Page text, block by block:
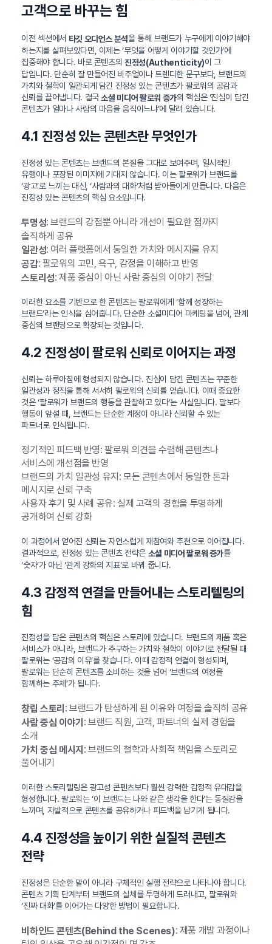
고객으로 바꾸는 힘
이전 섹션에서 타깃 오디언스 분석을 통해 브랜드가 누구에게 이야기해야
하는지를 살펴보았다면, 이제는 ‘무엇을 어떻게 이야기할 것인가’에
집중해야 합니다. 바로 콘텐츠의진정성(Authenticity)이 그
답입니다. 단순히 잘 만들어진 비주얼이나 트렌디한 문구보다, 브랜드의
가치와 철학이 일관되게 담긴 진정성 있는 콘텐츠가 팔로워의 공감과
신뢰를 끌어냅니다. 결국 소셜 미디어 팔로워 증가의 핵심은 ‘진심이 담긴
콘텐츠가 얼마나 사람의 마음을 움직이느냐’에 달려 있습니다.
4.1 진정성 있는 콘텐츠란 무엇인가
진정성 있는 콘텐츠는 브랜드의 본질을 그대로 보여주며, 일시적인
유행이나 포장된 이미지에 기대지 않습니다. 이는 팔로워가 브랜드를
‘광고’로 느끼는 대신, ‘사람과의 대화’처럼 받아들이게 만듭니다. 다음은
진정성 있는 콘텐츠의 핵심 요소입니다.
투명성: 브랜드의 강점뿐 아니라 개선이 필요한 점까지
솔직하게 공유
일관성: 여러 플랫폼에서 동일한 가치와 메시지를 유지
공감: 팔로워의 고민, 욕구, 감정을 이해하고 반영
스토리성: 제품 중심이 아닌 사람 중심의 이야기 전달
이러한 요소를 기반으로 한 콘텐츠는 팔로워에게 ‘함께 성장하는
브랜드’라는 인식을 심어줍니다. 단순한 소셜미디어 마케팅을 넘어, 관계
중심의 브랜딩으로 확장되는 것입니다.
4.2 진정성이 팔로워 신뢰로 이어지는 과정
신뢰는 하루아침에 형성되지 않습니다. 진심이 담긴 콘텐츠는 꾸준한
일관성과 정직을 통해 서서히 팔로워의 신뢰를 얻습니다. 이때 중요한
것은 ‘팔로워가 브랜드의 행동을 관찰하고 있다’는 사실입니다. 말보다
행동이 앞설 때, 브랜드는 단순한 계정이 아니라 신뢰할 수 있는
파트너로 인식됩니다.
정기적인 피드백 반영: 팔로워 의견을 수렴해 콘텐츠나
서비스에 개선점을 반영
브랜드의 가치 일관성 유지: 모든 콘텐츠에서 동일한 톤과
메시지로 신뢰 구축
사용자 후기 및 사례 공유: 실제 고객의 경험을 투명하게
공개하여 신뢰 강화
이 과정에서 얻어진 신뢰는 자연스럽게 재참여와 추천으로 이어집니다.
결과적으로, 진정성 있는 콘텐츠 전략은 소셜 미디어 팔로워 증가를
‘숫자’가 아닌 ‘관계 강화의 지표’로 바꿔 줍니다.
4.3 감정적 연결을 만들어내는 스토리텔링의
힘
진정성을 담은 콘텐츠의 핵심은 스토리에 있습니다. 브랜드의 제품 혹은
서비스가 아니라, 브랜드가 추구하는 가치와 철학이 이야기로 전달될 때
팔로워는 ‘공감의 이유’를 찾습니다. 이때 감정적 연결이 형성되며,
팔로워는 단순히 콘텐츠를 소비하는 것을 넘어 ‘브랜드의 여정을
함께하는 주체’가 됩니다.
창립 스토리 : 브랜드가 탄생하게 된 이유와 여정을 솔직히 공유
사람 중심 이야기 : 브랜드 직원, 고객, 파트너의 실제 경험을
소개
가치 중심 메시지 : 브랜드의 철학과 사회적 책임을 스토리로
풀어내기
이러한 스토리텔링은 광고성 콘텐츠보다 훨씬 강력한 감정적 유대감을
형성합니다. 팔로워는 ‘이 브랜드는 나와 같은 생각을 한다’는 동질감을
느끼며, 자발적으로 콘텐츠를 공유하거나 피드백을 남기게 됩니다.
4.4 진정성을 높이기 위한 실질적 콘텐츠
전략
진정성은 단순한 말이 아니라 구체적인 실행 전략으로 나타나야 합니다.
콘텐츠 기획 단계부터 브랜드의 실체를 투명하게 드러내고, 팔로워와
‘진짜 대화’를 이어가는 다양한 방법이 필요합니다.
비하인드 콘텐츠(Behind the Scenes): 제품 개발 과정이나